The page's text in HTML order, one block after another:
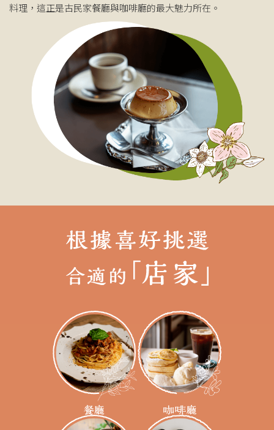
料理，這正是古民家餐廳與咖啡廳的最大魅力所在。